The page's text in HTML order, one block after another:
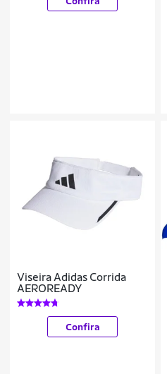
Viseira Adidas Corrida
AEROREADY
Confira